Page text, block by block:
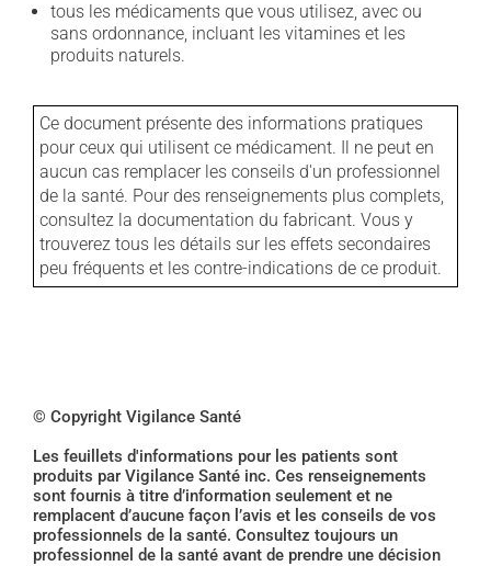
tous les médicaments que vous utilisez, avec ou
sans ordonnance, incluant les vitamines et les
produits naturels.
Ce document présente des informations pratiques
pour ceux qui utilisent ce médicament. Il ne peut en
aucun cas remplacer les conseils d'un professionnel
de la santé. Pour des renseignements plus complets,
consultez la documentation du fabricant. Vous y
trouverez tous les détails sur les effets secondaires
peu fréquents et les contre-indications de ce produit.
© Copyright Vigilance Santé
Les feuillets d'informations pour les patients sont
produits par Vigilance Santé inc. Ces renseignements
sont fournis à titre d’information seulement et ne
remplacent d’aucune façon l’avis et les conseils de vos
professionnels de la santé. Consultez toujours un
professionnel de la santé avant de prendre une décision